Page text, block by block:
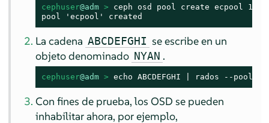
cephuser@adm > ceph osd pool create ecpool 12
pool 'ecpool' created
La cadena ABCDEFGHI se escribe en un
objeto denominado NYAN .
cephuser@adm > echo ABCDEFGHI | rados --pool
Con fines de prueba, los OSD se pueden
inhabilitar ahora, por ejemplo,